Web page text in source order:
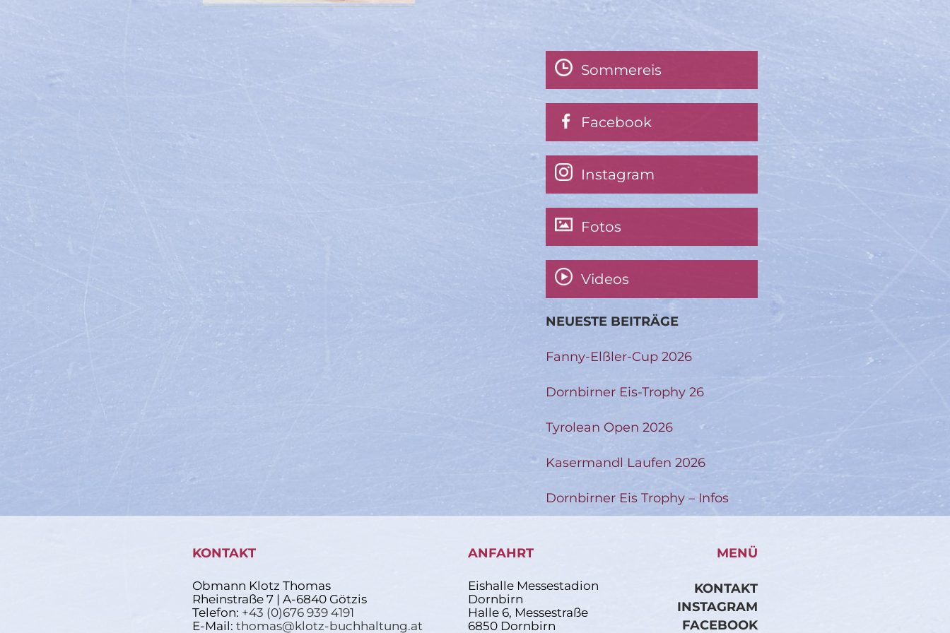
Sommereis
Facebook
Instagram
Fotos
Videos
NEUESTE BEITRÄGE
Fanny-Elßler-Cup 2026
Dornbirner Eis-Trophy 26
Tyrolean Open 2026
Kasermandl Laufen 2026
Dornbirner Eis Trophy – Infos
KONTAKT
Obmann Klotz Thomas
Rheinstraße 7 | A-6840 Götzis
Telefon: +43 (0)676 939 4191
E-Mail: thomas@klotz-buchhaltung.at
ANFAHRT
Eishalle Messestadion
Dornbirn
Halle 6, Messestraße
6850 Dornbirn
MENÜ
KONTAKT
INSTAGRAM
FACEBOOK